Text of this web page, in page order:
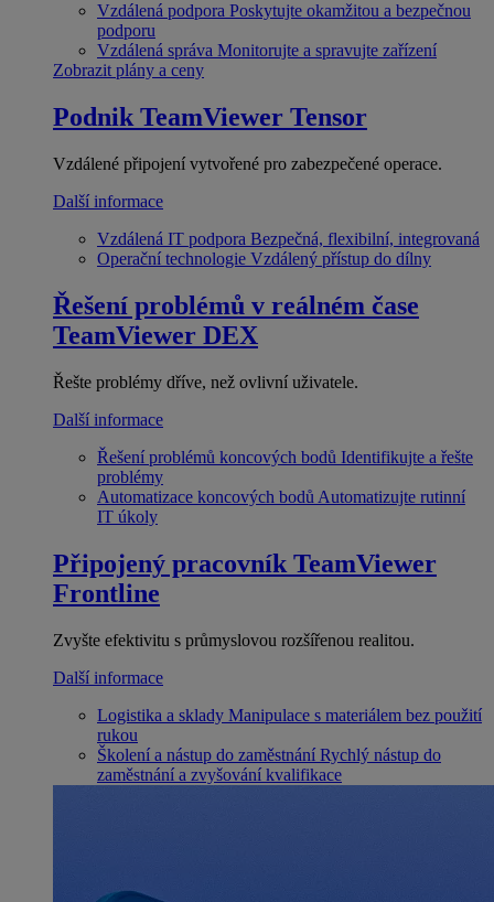
Vzdálená podpora Poskytujte okamžitou a bezpečnou
podporu
Vzdálená správa Monitorujte a spravujte zařízení
Zobrazit plány a ceny
Podnik TeamViewer Tensor
Vzdálené připojení vytvořené pro zabezpečené operace.
Další informace
Vzdálená IT podpora Bezpečná, flexibilní, integrovaná
Operační technologie Vzdálený přístup do dílny
Řešení problémů v reálném čase
TeamViewer DEX
Řešte problémy dříve, než ovlivní uživatele.
Další informace
Řešení problémů koncových bodů Identifikujte a řešte
problémy
Automatizace koncových bodů Automatizujte rutinní
IT úkoly
Připojený pracovník TeamViewer
Frontline
Zvyšte efektivitu s průmyslovou rozšířenou realitou.
Další informace
Logistika a sklady Manipulace s materiálem bez použití
rukou
Školení a nástup do zaměstnání Rychlý nástup do
zaměstnání a zvyšování kvalifikace